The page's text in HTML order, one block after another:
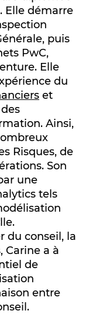
Elle démarre
puis
PwC,
Elle
du
et
Ainsi,
Risques, de
Son
une
tels
du conseil, la
Carine a à
de
entre